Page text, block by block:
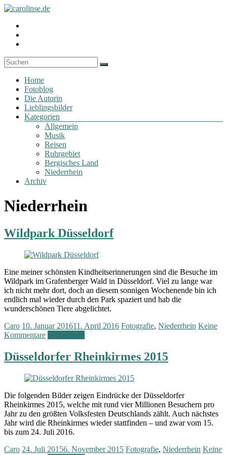
Zum
springen
carolinse.de
Fotoblog
Facebook
auf
anzeigen
daydreamin
Instagram
anzeigen
Menü
Home
Fotoblog
Die Autorin
Lieblingsbilder
Kategorien
Allgemein
Musik
Reisen
Ruhrgebiet
Bergisches Land
Niederrhein
Archiv
Niederrhein
Wildpark Düsseldorf
Eine meiner schönsten Kindheitserinnerungen sind die Besuche im
Wildpark im Grafenberger Wald in Düsseldorf. Viel zu lange war
ich nicht mehr dort, doch an diesem sonnigen Wochenende bin ich
endlich mal wieder durch den Park spaziert und hab die
wunderschönen Tiere abgelichtet.
Caro 10. Januar 201611. April 2016 Fotografie, Niederrhein Keine
Kommentare
Düsseldorfer Rheinkirmes 2015
Die folgenden Bilder zeigen Eindrücke der Düsseldorfer
Rheinkirmes 2015, welche mit rund vier Millionen Besuchern pro
Jahr zu den größten Volksfesten Deutschlands zählt. Auch nächstes
Jahr wird die Rheinkirmes wieder stattfinden – und zwar vom 15.
bis zum 24. Juli 2016.
Caro 24. Juli 20156. November 2015 Fotografie, Niederrhein Keine